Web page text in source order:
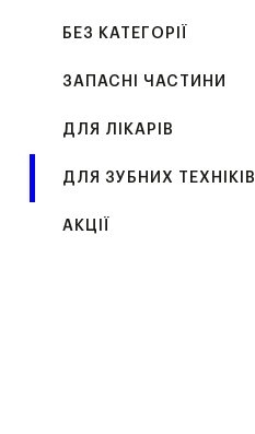
БЕЗ КАТЕГОРІЇ
ЗАПАСНІ ЧАСТИНИ
ДЛЯ ЛІКАРІВ
ДЛЯ ЗУБНИХ ТЕХНІКІВ
АКЦІЇ